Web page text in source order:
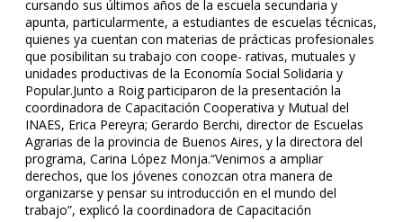
cursando sus últimos años de la escuela secundaria y
apunta, particularmente, a estudiantes de escuelas técnicas,
quienes ya cuentan con materias de prácticas profesionales
que posibilitan su trabajo con coope- rativas, mutuales y
unidades productivas de la Economía Social Solidaria y
Popular.Junto a Roig participaron de la presentación la
coordinadora de Capacitación Cooperativa y Mutual del
INAES, Erica Pereyra; Gerardo Berchi, director de Escuelas
Agrarias de la provincia de Buenos Aires, y la directora del
programa, Carina López Monja.“Venimos a ampliar
derechos, que los jóvenes conozcan otra manera de
organizarse y pensar su introducción en el mundo del
trabajo”, explicó la coordinadora de Capacitación